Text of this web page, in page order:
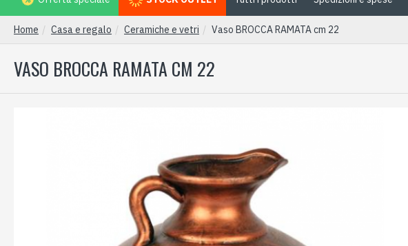
Home Casa e regalo Ceramiche e vetri Vaso BROCCA RAMATA cm 22
VASO BROCCA RAMATA CM 22